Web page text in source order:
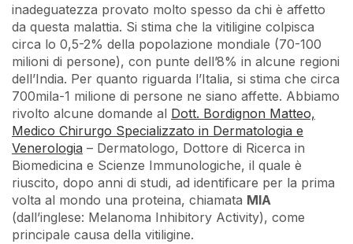
inadeguatezza provato molto spesso da chi è affetto
da questa malattia. Si stima che la vitiligine colpisca
circa lo 0,5-2% della popolazione mondiale (70-100
milioni di persone), con punte dell’8% in alcune regioni
dell’India. Per quanto riguarda l’Italia, si stima che circa
700mila-1 milione di persone ne siano affette. Abbiamo
rivolto alcune domande al Dott. Bordignon Matteo,
Medico Chirurgo Specializzato in Dermatologia e
Venerologia – Dermatologo, Dottore di Ricerca in
Biomedicina e Scienze Immunologiche, il quale è
riuscito, dopo anni di studi, ad identificare per la prima
volta al mondo una proteina, chiamata MIA
(dall’inglese: Melanoma Inhibitory Activity), come
principale causa della vitiligine.